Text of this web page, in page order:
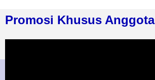
Promosi Khusus Anggota